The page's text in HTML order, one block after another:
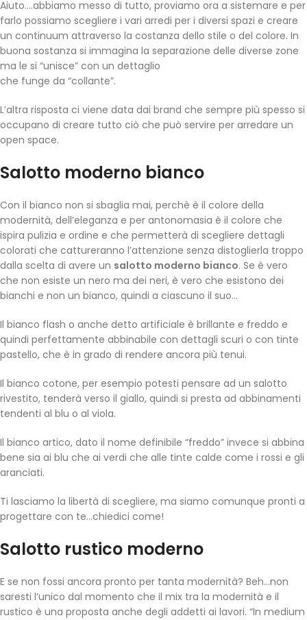
Aiuto….abbiamo messo di tutto, proviamo ora a sistemare e per
farlo possiamo scegliere i vari arredi per i diversi spazi e creare
un continuum attraverso la costanza dello stile o del colore. In
buona sostanza si immagina la separazione delle diverse zone
ma le si “unisce” con un dettaglio
che funge da “collante”.
L’altra risposta ci viene data dai brand che sempre più spesso si
occupano di creare tutto ciò che può servire per arredare un
open space.
Salotto moderno bianco
Con il bianco non si sbaglia mai, perchè è il colore della
modernità, dell’eleganza e per antonomasia è il colore che
ispira pulizia e ordine e che permetterà di scegliere dettagli
colorati che cattureranno l’attenzione senza distoglierla troppo
dalla scelta di avere un salotto moderno bianco. Se è vero
che non esiste un nero ma dei neri, è vero che esistono dei
bianchi e non un bianco, quindi a ciascuno il suo…
Il bianco flash o anche detto artificiale è brillante e freddo e
quindi perfettamente abbinabile con dettagli scuri o con tinte
pastello, che è in grado di rendere ancora più tenui.
Il bianco cotone, per esempio potesti pensare ad un salotto
rivestito, tenderà verso il giallo, quindi si presta ad abbinamenti
tendenti al blu o al viola.
Il bianco artico, dato il nome definibile “freddo” invece si abbina
bene sia ai blu che ai verdi che alle tinte calde come i rossi e gli
aranciati.
Ti lasciamo la libertà di scegliere, ma siamo comunque pronti a
progettare con te…chiedici come!
Salotto rustico moderno
E se non fossi ancora pronto per tanta modernità? Beh…non
saresti l’unico dal momento che il mix tra la modernità e il
rustico è una proposta anche degli addetti ai lavori. “In medium